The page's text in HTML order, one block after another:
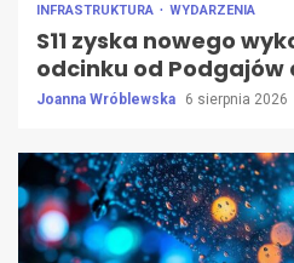
INFRASTRUKTURA WYDARZENIA
S11 zyska nowego
odcinku od
Joanna Wróblewska 6 sierpnia 2026